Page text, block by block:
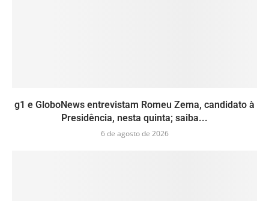
g1 e GloboNews entrevistam Romeu Zema, candidato à
Presidência, nesta quinta; saiba...
6 de agosto de 2026